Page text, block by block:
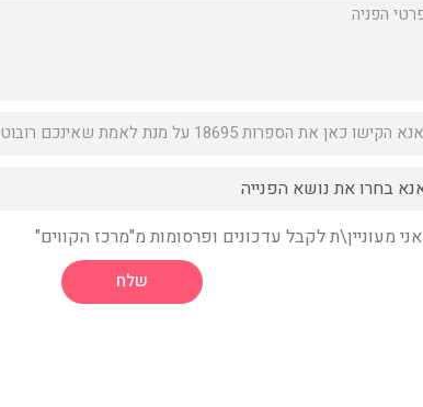
אני מעוניין\ת לקבל עדכונים ופרסומות מ"מרכז הקווים"
שלח